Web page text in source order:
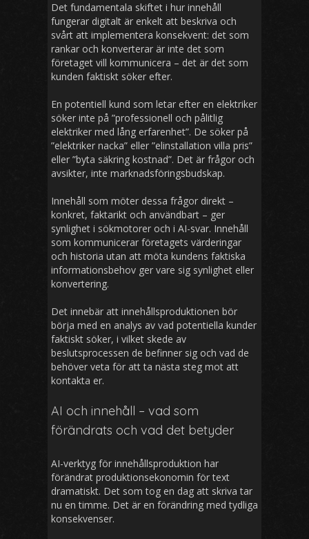
Det fundamentala skiftet i hur innehåll
fungerar digitalt är enkelt att beskriva och
svårt att implementera konsekvent: det som
rankar och konverterar är inte det som
företaget vill kommunicera – det är det som
kunden faktiskt söker efter.
En potentiell kund som letar efter en elektriker
söker inte på ”professionell och pålitlig
elektriker med lång erfarenhet”. De söker på
”elektriker nacka” eller ”elinstallation villa pris”
eller ”byta säkring kostnad”. Det är frågor och
avsikter, inte marknadsföringsbudskap.
Innehåll som möter dessa frågor direkt –
konkret, faktarikt och användbart – ger
synlighet i sökmotorer och i AI-svar. Innehåll
som kommunicerar företagets värderingar
och historia utan att möta kundens faktiska
informationsbehov ger vare sig synlighet eller
konvertering.
Det innebär att innehållsproduktionen bör
börja med en analys av vad potentiella kunder
faktiskt söker, i vilket skede av
beslutsprocessen de befinner sig och vad de
behöver veta för att ta nästa steg mot att
kontakta er.
AI och innehåll – vad som
förändrats och vad det betyder
AI-verktyg för innehållsproduktion har
förändrat produktionsekonomin för text
dramatiskt. Det som tog en dag att skriva tar
nu en timme. Det är en förändring med tydliga
konsekvenser.